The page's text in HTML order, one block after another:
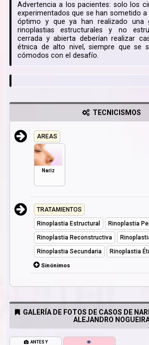
Advertencia a los pacientes: solo los
experimentados que se han sometido
óptimo y que ya han realizado una
rinoplastias estructurales y no
cerrada y abierta deberían realizar
étnica de alto nivel, siempre que se
cómodos con el desafío.
TECNICISMOS
AREAS
Nariz
TRATAMIENTOS
Rinoplastia Estructural
Rinoplastia
Rinoplastia Reconstructiva
Rinoplastia Secundaria
Rinoplastia
Sinónimos
GALERÍA DE FOTOS DE CASOS DE
ALEJANDRO
ANTES Y